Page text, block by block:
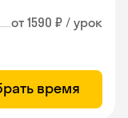
от 1590 ₽ / урок
время